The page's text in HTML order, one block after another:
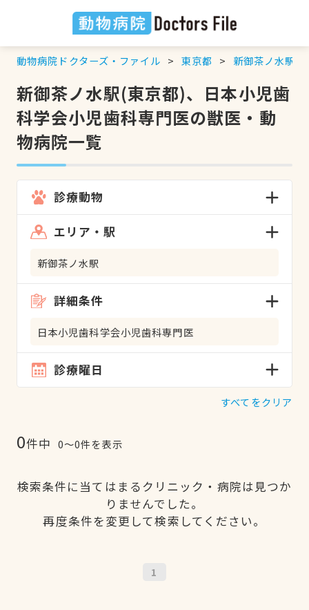
動物病院ドクターズ・ファイル 東京都 新御茶ノ水駅
新御茶ノ水駅(東京都)、日本小児歯
科学会小児歯科専門医の獣医・動
物病院一覧
診療動物
エリア・駅
新御茶ノ水駅
詳細条件
日本小児歯科学会小児歯科専門医
診療曜日
すべてをクリア
0件中 0〜0件を表示
検索条件に当てはまるクリニック・病院は見つか
りませんでした。
再度条件を変更して検索してください。
1